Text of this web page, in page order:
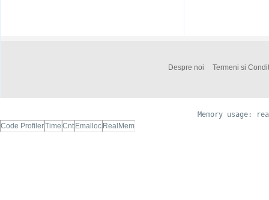
Despre noi Termeni si
Memory usage:
Code ProfilerTime Cnt Emalloc RealMem